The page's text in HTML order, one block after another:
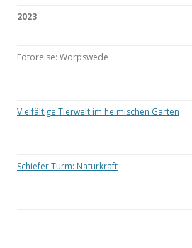
2023
Fotoreise: Worpswede
Vielfältige Tierwelt im heimischen Garten
Schiefer Turm: Naturkraft